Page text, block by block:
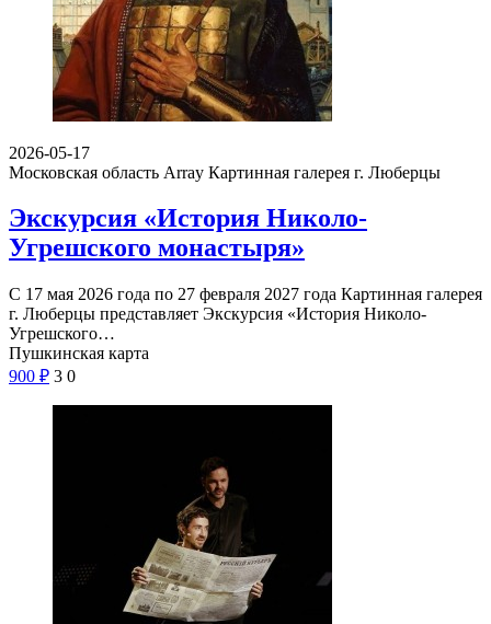
2026-05-17
Московская область Array Картинная галерея г. Люберцы
Экскурсия «История Николо-
Угрешского монастыря»
С 17 мая 2026 года по 27 февраля 2027 года Картинная галерея
г. Люберцы представляет Экскурсия «История Николо-
Угрешского…
Пушкинская карта
900 ₽ 3 0